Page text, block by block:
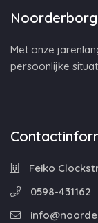
Met onze
persoonlijke
Feiko
0598-431162